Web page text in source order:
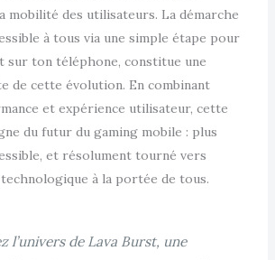
mobilité des utilisateurs. La démarche
à tous via une simple étape pour
sur ton téléphone, constitue une
de cette évolution. En combinant
et expérience utilisateur, cette
du futur du gaming mobile : plus
et résolument tourné vers
à la portée de tous.
l’univers de Lava Burst, une